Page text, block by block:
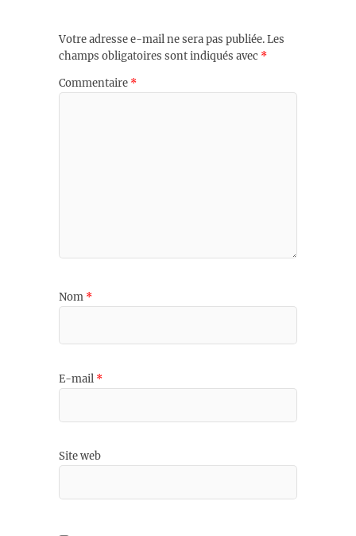
Votre adresse e-mail ne sera pas publiée.Les
champs obligatoires sont indiqués avec *
Commentaire *
Nom *
E-mail *
Site web